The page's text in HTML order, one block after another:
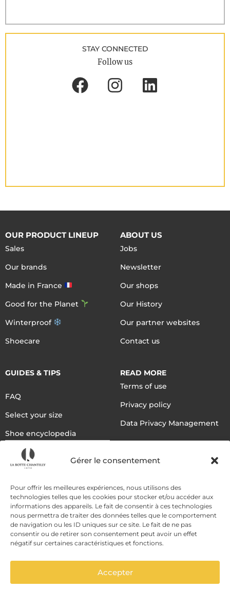
Gérer le consentement
Pour offrir les meilleures expériences, nous utilisons des
technologies telles que les cookies pour stocker et/ou accéder aux
informations des appareils. Le fait de consentir à ces technologies
nous permettra de traiter des données telles que le comportement
de navigation ou les ID uniques sur ce site. Le fait de ne pas
consentir ou de retirer son consentement peut avoir un effet
négatif sur certaines caractéristiques et fonctions.
Accepter
STAY CONNECTED
Follow us
OUR PRODUCT LINEUP
Sales
Our brands
Made in France
Good for the Planet
Winterproof
Shoecare
ABOUT US
Jobs
Newsletter
Our shops
Our History
Our partner websites
Contact us
GUIDES & TIPS
FAQ
Select your size
Shoe encyclopedia
English
READ MORE
Terms of use
Privacy policy
Data Privacy Management
DELIVERY METHODS
PAYMENT METHODS